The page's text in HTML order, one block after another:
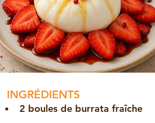
INGRÉDIENTS
2 boules de burrata fraîche